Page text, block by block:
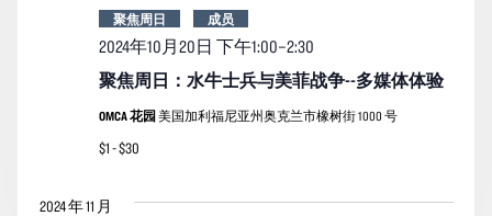
聚焦周日：水牛士兵与美菲战争--多媒体体验
2024年10月20日 下午1:00–2:30
聚焦周日 成员
OMCA 花园美国加利福尼亚州奥克兰市橡树街 1000 号
$1 - $30
2024 年 11 月